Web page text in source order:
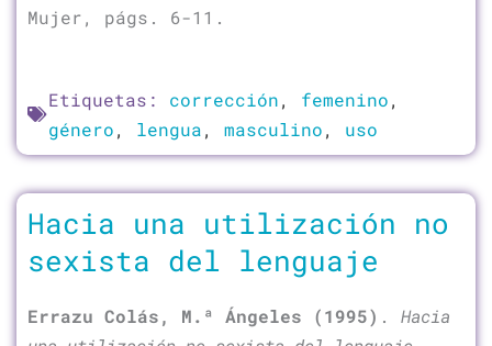
Mujer, págs. 6-11.
Etiquetas: corrección, femenino,
género, lengua, masculino, uso
Hacia una utilización no
sexista del lenguaje
Errazu Colás, M.ª Ángeles (1995) . Hacia